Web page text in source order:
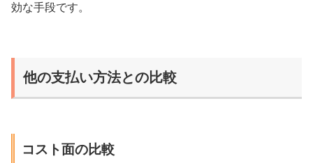
効な手段です。
他の支払い方法との比較
コスト面の比較